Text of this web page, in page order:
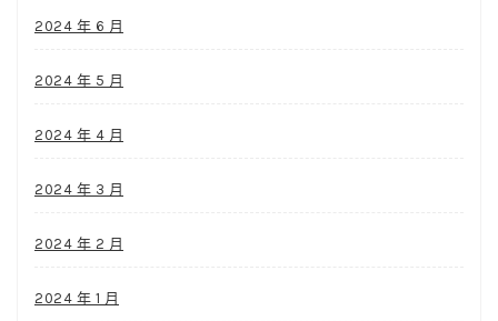
2024 年 6 月
2024 年 5 月
2024 年 4 月
2024 年 3 月
2024 年 2 月
2024 年 1 月